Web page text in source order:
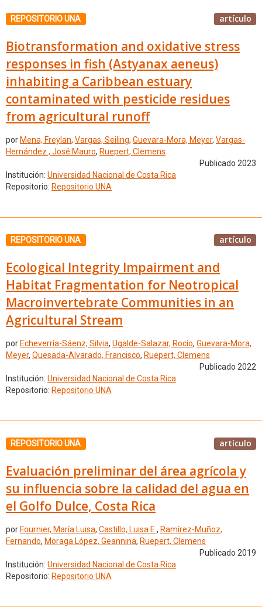
REPOSITORIO UNA artículo
Biotransformation and oxidative stress
responses in fish (Astyanax aeneus)
inhabiting a Caribbean estuary
contaminated with pesticide residues
from agricultural runoff
por Mena, Freylan, Vargas, Seiling, Guevara-Mora, Meyer, Vargas-
Hernández , José Mauro, Ruepert, Clemens
Publicado 2023
Institución: Universidad Nacional de Costa Rica
Repositorio: Repositorio UNA
REPOSITORIO UNA artículo
Ecological Integrity Impairment and
Habitat Fragmentation for Neotropical
Macroinvertebrate Communities in an
Agricultural Stream
por Echeverría-Sáenz, Silvia, Ugalde-Salazar, Rocío, Guevara-Mora,
Meyer, Quesada-Alvarado, Francisco, Ruepert, Clemens
Publicado 2022
Institución: Universidad Nacional de Costa Rica
Repositorio: Repositorio UNA
REPOSITORIO UNA artículo
Evaluación preliminar del área agrícola y
su influencia sobre la calidad del agua en
el Golfo Dulce, Costa Rica
por Fournier, María Luisa, Castillo, Luisa E., Ramírez-Muñoz,
Fernando, Moraga López, Geannina, Ruepert, Clemens
Publicado 2019
Institución: Universidad Nacional de Costa Rica
Repositorio: Repositorio UNA